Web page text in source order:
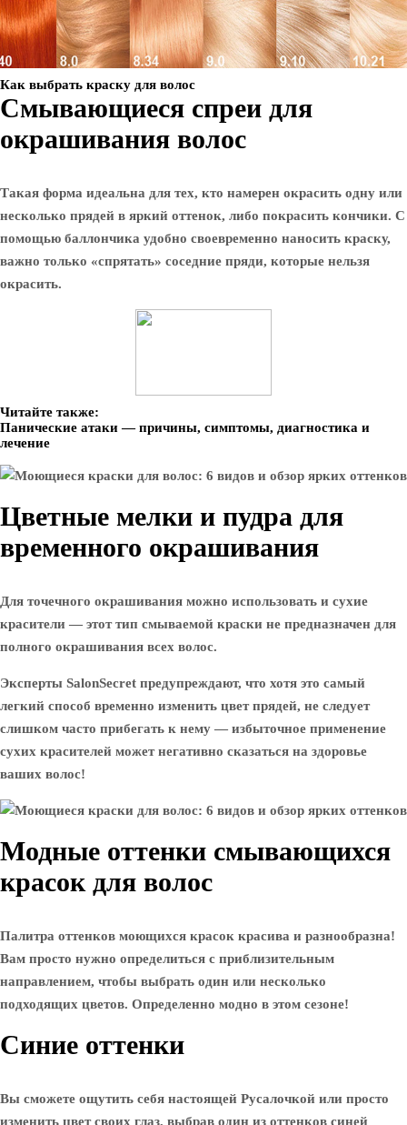
Как выбрать краску для волос
Смывающиеся спреи для
окрашивания волос
Такая форма идеальна для тех, кто намерен окрасить одну или
несколько прядей в яркий оттенок, либо покрасить кончики. С
помощью баллончика удобно своевременно наносить краску,
важно только «спрятать» соседние пряди, которые нельзя
окрасить.
Читайте также:
Панические атаки — причины, симптомы, диагностика и
лечение
Цветные мелки и пудра для
временного окрашивания
Для точечного окрашивания можно использовать и сухие
красители — этот тип смываемой краски не предназначен для
полного окрашивания всех волос.
Эксперты SalonSecret предупреждают, что хотя это самый
легкий способ временно изменить цвет прядей, не следует
слишком часто прибегать к нему — избыточное применение
сухих красителей может негативно сказаться на здоровье
ваших волос!
Модные оттенки смывающихся
красок для волос
Палитра оттенков моющихся красок красива и разнообразна!
Вам просто нужно определиться с приблизительным
направлением, чтобы выбрать один или несколько
подходящих цветов. Определенно модно в этом сезоне!
Синие оттенки
Вы сможете ощутить себя настоящей Русалочкой или просто
изменить цвет своих глаз, выбрав один из оттенков синей